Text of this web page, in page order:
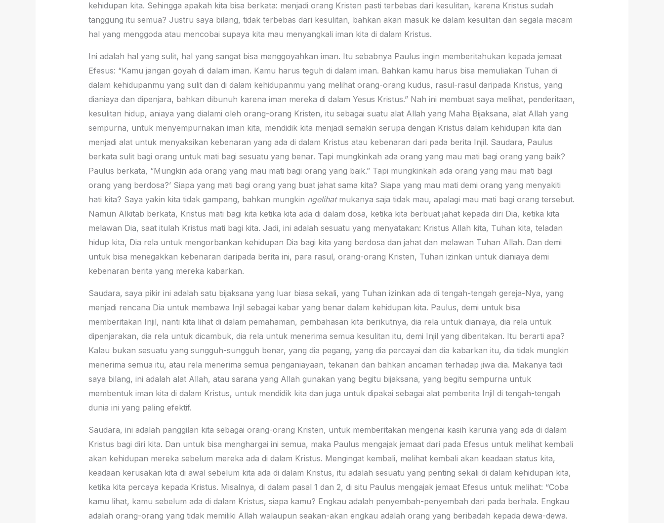
kehidupan kita. Sehingga apakah kita bisa berkata: menjadi orang Kristen pasti terbebas dari kesulitan, karena Kristus sudah
tanggung itu semua? Justru saya bilang, tidak terbebas dari kesulitan, bahkan akan masuk ke dalam kesulitan dan segala macam
hal yang menggoda atau mencobai supaya kita mau menyangkali iman kita di dalam Kristus.
Ini adalah hal yang sulit, hal yang sangat bisa menggoyahkan iman. Itu sebabnya Paulus ingin memberitahukan kepada jemaat
Efesus: “Kamu jangan goyah di dalam iman. Kamu harus teguh di dalam iman. Bahkan kamu harus bisa memuliakan Tuhan di
dalam kehidupanmu yang sulit dan di dalam kehidupanmu yang melihat orang-orang kudus, rasul-rasul daripada Kristus, yang
dianiaya dan dipenjara, bahkan dibunuh karena iman mereka di dalam Yesus Kristus.” Nah ini membuat saya melihat, penderitaan,
kesulitan hidup, aniaya yang dialami oleh orang-orang Kristen, itu sebagai suatu alat Allah yang Maha Bijaksana, alat Allah yang
sempurna, untuk menyempurnakan iman kita, mendidik kita menjadi semakin serupa dengan Kristus dalam kehidupan kita dan
menjadi alat untuk menyaksikan kebenaran yang ada di dalam Kristus atau kebenaran dari pada berita Injil. Saudara, Paulus
berkata sulit bagi orang untuk mati bagi sesuatu yang benar. Tapi mungkinkah ada orang yang mau mati bagi orang yang baik?
Paulus berkata, “Mungkin ada orang yang mau mati bagi orang yang baik.” Tapi mungkinkah ada orang yang mau mati bagi
orang yang berdosa?’ Siapa yang mati bagi orang yang buat jahat sama kita? Siapa yang mau mati demi orang yang menyakiti
hati kita? Saya yakin kita tidak gampang, bahkan mungkin ngelihatmukanya saja tidak mau, apalagi mau mati bagi orang tersebut.
Namun Alkitab berkata, Kristus mati bagi kita ketika kita ada di dalam dosa, ketika kita berbuat jahat kepada diri Dia, ketika kita
melawan Dia, saat itulah Kristus mati bagi kita. Jadi, ini adalah sesuatu yang menyatakan: Kristus Allah kita, Tuhan kita, teladan
hidup kita, Dia rela untuk mengorbankan kehidupan Dia bagi kita yang berdosa dan jahat dan melawan Tuhan Allah. Dan demi
untuk bisa menegakkan kebenaran daripada berita ini, para rasul, orang-orang Kristen, Tuhan izinkan untuk dianiaya demi
kebenaran berita yang mereka kabarkan.
Saudara, saya pikir ini adalah satu bijaksana yang luar biasa sekali, yang Tuhan izinkan ada di tengah-tengah gereja-Nya, yang
menjadi rencana Dia untuk membawa Injil sebagai kabar yang benar dalam kehidupan kita. Paulus, demi untuk bisa
memberitakan Injil, nanti kita lihat di dalam pemahaman, pembahasan kita berikutnya, dia rela untuk dianiaya, dia rela untuk
dipenjarakan, dia rela untuk dicambuk, dia rela untuk menerima semua kesulitan itu, demi Injil yang diberitakan. Itu berarti apa?
Kalau bukan sesuatu yang sungguh-sungguh benar, yang dia pegang, yang dia percayai dan dia kabarkan itu, dia tidak mungkin
menerima semua itu, atau rela menerima semua penganiayaan, tekanan dan bahkan ancaman terhadap jiwa dia. Makanya tadi
saya bilang, ini adalah alat Allah, atau sarana yang Allah gunakan yang begitu bijaksana, yang begitu sempurna untuk
membentuk iman kita di dalam Kristus, untuk mendidik kita dan juga untuk dipakai sebagai alat pemberita Injil di tengah-tengah
dunia ini yang paling efektif.
Saudara, ini adalah panggilan kita sebagai orang-orang Kristen, untuk memberitakan mengenai kasih karunia yang ada di dalam
Kristus bagi diri kita. Dan untuk bisa menghargai ini semua, maka Paulus mengajak jemaat dari pada Efesus untuk melihat kembali
akan kehidupan mereka sebelum mereka ada di dalam Kristus. Mengingat kembali, melihat kembali akan keadaan status kita,
keadaan kerusakan kita di awal sebelum kita ada di dalam Kristus, itu adalah sesuatu yang penting sekali di dalam kehidupan kita,
ketika kita percaya kepada Kristus. Misalnya, di dalam pasal 1 dan 2, di situ Paulus mengajak jemaat Efesus untuk melihat: “Coba
kamu lihat, kamu sebelum ada di dalam Kristus, siapa kamu? Engkau adalah penyembah-penyembah dari pada berhala. Engkau
adalah orang-orang yang tidak memiliki Allah walaupun seakan-akan engkau adalah orang yang beribadah kepada dewa-dewa.